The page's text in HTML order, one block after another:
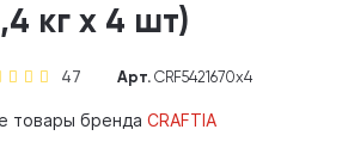
кг х 4 шт)
47 Арт. CRF5421670х4
товары бренда CRAFTIA